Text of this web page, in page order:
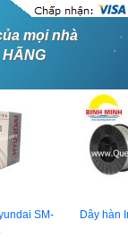
mọi nhà
SM-
Dây hàn